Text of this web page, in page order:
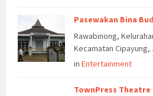
Pasewakan Bina
Rawabinong,
Kecamatan Cipayung,
in Entertainment
TownPress Theatre